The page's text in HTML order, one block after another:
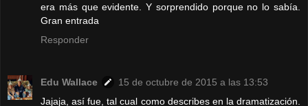
era más que evidente. Y sorprendido porque no lo sabía.
Gran entrada
Responder
Edu Wallace
15 de octubre de 2015 a las 13:53
Jajaja, así fue, tal cual como describes en la dramatización.